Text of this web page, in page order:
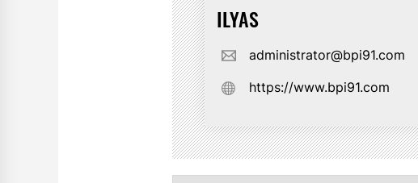
ILYAS
administrator@bpi91.com
https://www.bpi91.com